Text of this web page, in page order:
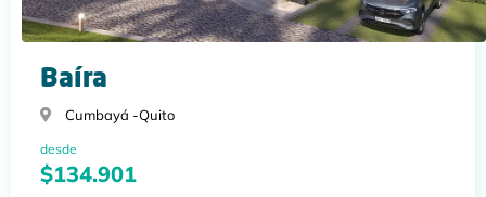
Baíra
Cumbayá -Quito
desde
$134.901